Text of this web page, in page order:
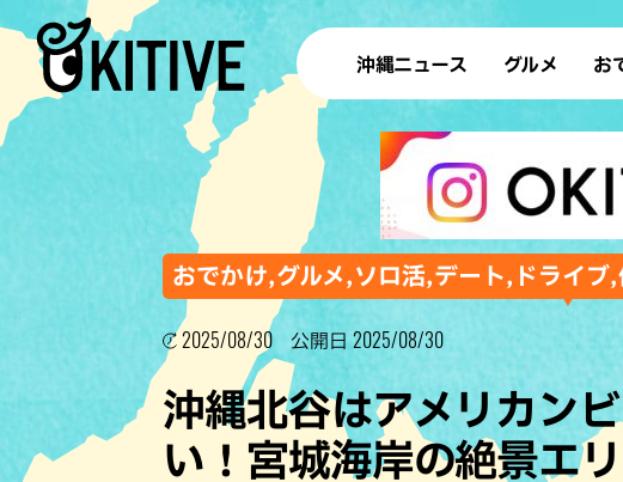
沖縄ニュース グルメ
ラーメン
テイクアウト
すし・魚料理
沖縄料理
ステーキ・焼肉
その他の肉料理
お
デ
サ
沖
おでかけ,グルメ,ソロ活,デート,ドライ
2025/08/30 公開日 2025/08/30
沖縄北谷はアメリカン
い！宮城海岸の絶景エ